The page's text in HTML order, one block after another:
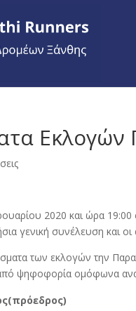
Εκλογών
2020 και ώρα
γενική συνέλευση και
των εκλογών την
ψηφοφορία ομόφωνα